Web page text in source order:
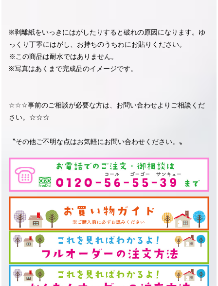
※剥離紙をいっきにはがしたりすると破れの原因になります。ゆ
っくり丁寧にはがし、お持ちのうちわにお貼りください。
※この商品は耐水ではありません。
※写真はあくまで完成品のイメージです。
☆☆☆事前のご相談が必要な方は、お問い合わせよりご相談くだ
さい。☆☆☆
〝その他ご不明な点はお気軽にお問い合わせください。〟